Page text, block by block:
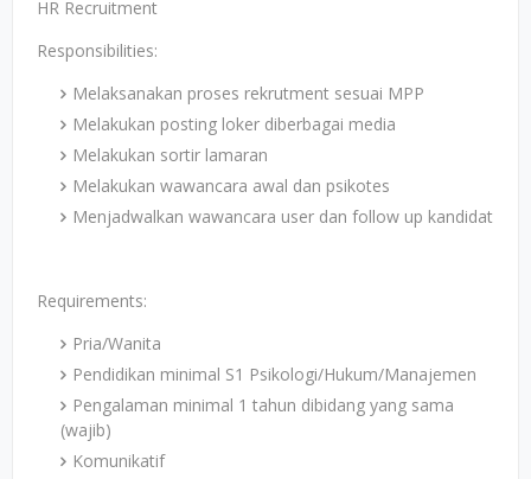
HR Recruitment
Responsibilities:
Melaksanakan proses rekrutment sesuai MPP
Melakukan posting loker diberbagai media
Melakukan sortir lamaran
Melakukan wawancara awal dan psikotes
Menjadwalkan wawancara user dan follow up kandidat
Requirements:
Pria/Wanita
Pendidikan minimal S1 Psikologi/Hukum/Manajemen
Pengalaman minimal 1 tahun dibidang yang sama
(wajib)
Komunikatif